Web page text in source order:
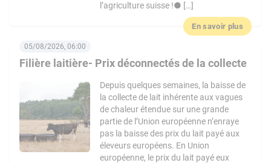
l’agriculture suisse !● […]
En savoir plus
Filière laitière- Prix déconnectés de la collecte
05/08/2026, 06:00
Depuis quelques semaines, la baisse de
la collecte de lait inhérente aux vagues
de chaleur étendue sur une grande
partie de l’Union européenne n’enraye
pas la baisse des prix du lait payé aux
éleveurs européens. En Union
européenne, le prix du lait payé eux